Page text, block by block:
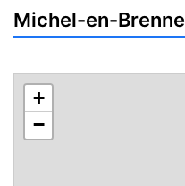
Michel-en-Brenne
+
−